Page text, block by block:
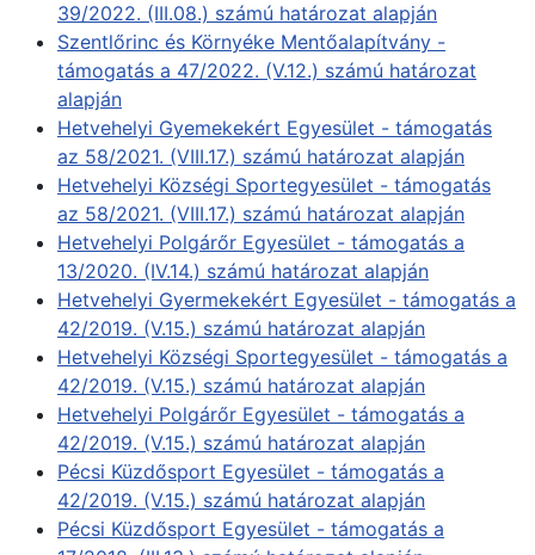
39/2022. (III.08.) számú határozat alapján
Szentlőrinc és Környéke Mentőalapítvány -
támogatás a 47/2022. (V.12.) számú határozat
alapján
Hetvehelyi Gyemekekért Egyesület - támogatás
az 58/2021. (VIII.17.) számú határozat alapján
Hetvehelyi Községi Sportegyesület - támogatás
az 58/2021. (VIII.17.) számú határozat alapján
Hetvehelyi Polgárőr Egyesület - támogatás a
13/2020. (IV.14.) számú határozat alapján
Hetvehelyi Gyermekekért Egyesület - támogatás a
42/2019. (V.15.) számú határozat alapján
Hetvehelyi Községi Sportegyesület - támogatás a
42/2019. (V.15.) számú határozat alapján
Hetvehelyi Polgárőr Egyesület - támogatás a
42/2019. (V.15.) számú határozat alapján
Pécsi Küzdősport Egyesület - támogatás a
42/2019. (V.15.) számú határozat alapján
Pécsi Küzdősport Egyesület - támogatás a